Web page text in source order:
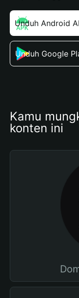
Unduh Android
Unduh Google
Kamu
konten ini